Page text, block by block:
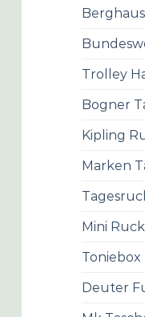
Trolley
Bogner
Kipling
Marken
Mini
Toniebox
Deuter